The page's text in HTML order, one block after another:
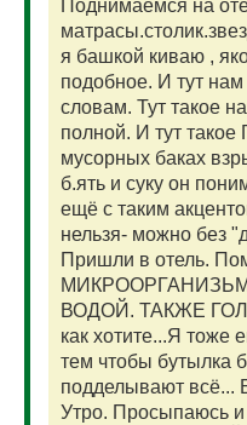
Поднимаемся на
я башкой киваю ,
подобное. И тут
словам. Тут такое
полной. И тут
мусорных баках
б.ять и суку он
ещё с таким
нельзя- можно
Пришли в отель.
ВОДОЙ. ТАКЖЕ
как хотите...Я тоже
тем чтобы бутылка
подделывают всё...
Утро. Просыпаюсь